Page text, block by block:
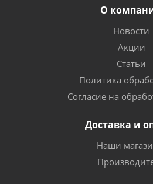
О
Новости
Акции
Статьи
Политика
Согласие на
Доставка и
Наши